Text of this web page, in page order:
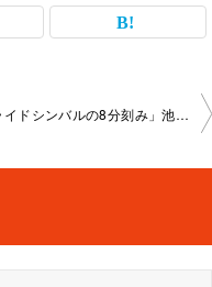
「ライドシンバルの8分刻み」池袋教室2023-02-16-no0014-1042